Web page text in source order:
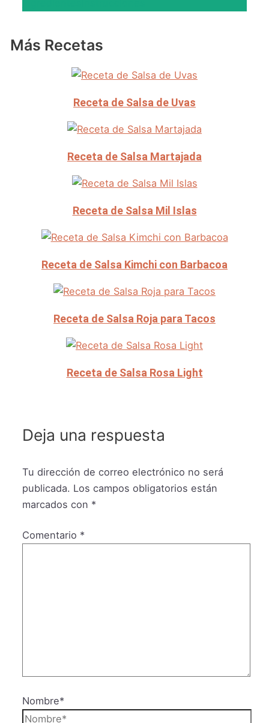
Más Recetas
Receta de Salsa de Uvas
Receta de Salsa Martajada
Receta de Salsa Mil Islas
Receta de Salsa Kimchi con Barbacoa
Receta de Salsa Roja para Tacos
Receta de Salsa Rosa Light
Deja una respuesta
Tu dirección de correo electrónico no será
publicada. Los campos obligatorios están
marcados con *
Comentario *
Nombre*